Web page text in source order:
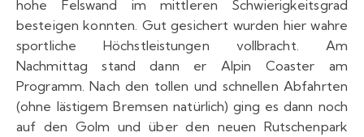
hohe Felswand im mittleren Schwierigkeitsgrad
besteigen konnten. Gut gesichert wurden hier wahre
sportliche Höchstleistungen vollbracht. Am
Nachmittag stand dann er Alpin Coaster am
Programm. Nach den tollen und schnellen Abfahrten
(ohne lästigem Bremsen natürlich) ging es dann noch
auf den Golm und über den neuen Rutschenpark